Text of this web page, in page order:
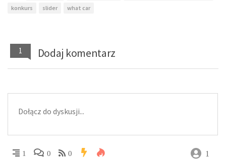
konkurs
slider what car
1 Dodaj komentarz
1 0 0 1